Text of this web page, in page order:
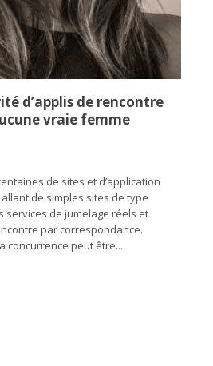
d’applis de rencontre
vraie femme
de sites et d’application
de simples sites de type
services de jumelage réels et
par correspondance.
concurrence peut être...